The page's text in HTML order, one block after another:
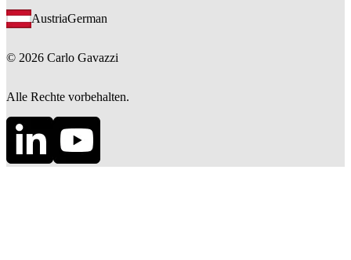
AustriaGerman
© 2026 Carlo Gavazzi
Alle Rechte vorbehalten.